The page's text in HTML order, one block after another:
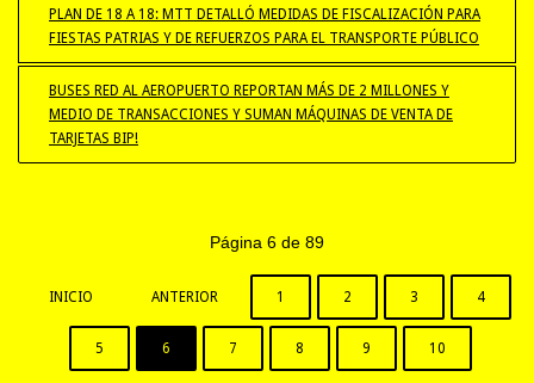
PLAN DE 18 A 18: MTT DETALLÓ MEDIDAS DE FISCALIZACIÓN PARA
FIESTAS PATRIAS Y DE REFUERZOS PARA EL TRANSPORTE PÚBLICO
BUSES RED AL AEROPUERTO REPORTAN MÁS DE 2 MILLONES Y
MEDIO DE TRANSACCIONES Y SUMAN MÁQUINAS DE VENTA DE
TARJETAS BIP!
Página 6 de 89
INICIO ANTERIOR 1 2 3 4
5 6 7 8 9 10